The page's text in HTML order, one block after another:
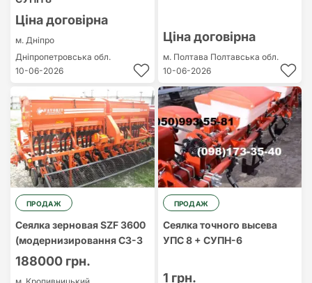
Ціна договірна
м. Дніпро
Дніпропетровська обл.
10-06-2026
Ціна договірна
м. Полтава Полтавська обл.
10-06-2026
ПРОДАЖ
Сеялка зерновая SZF 3600
(модернизировання СЗ-3
188000 грн.
ПРОДАЖ
Сеялка точного высева
УПС 8 + СУПН-6
1 грн.